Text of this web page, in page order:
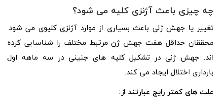
چه چیزی باعث آژنزی کلیه می شود؟
تغییر یا جهش ژنی باعث بسیاری از موارد آژنزی کلیوی می شود.
محققان حداقل هفت جهش ژن مرتبط مختلف را شناسایی کرده
اند. جهش ژنی در تشکیل کلیه های جنینی در سه ماهه اول
بارداری اختلال ایجاد می کند.
علت های کمتر رایج عبارتند از: